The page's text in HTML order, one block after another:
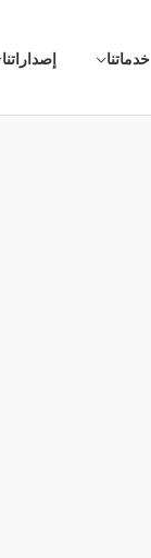
خدماتنا إصداراتنا